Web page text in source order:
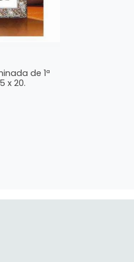
de 1ª
x 20.